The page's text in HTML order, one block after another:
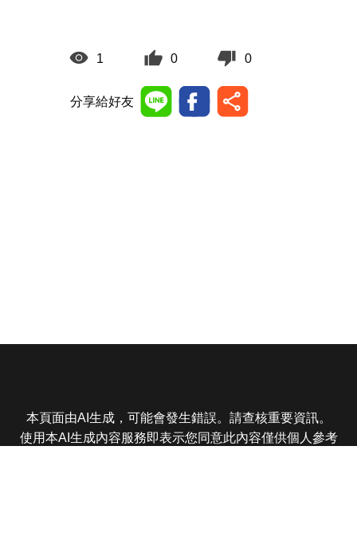
1 0 0
分享給好友
本頁面由AI生成，可能會發生錯誤。請查核重要資訊。
使用本AI生成內容服務即表示您同意此內容僅供個人參考